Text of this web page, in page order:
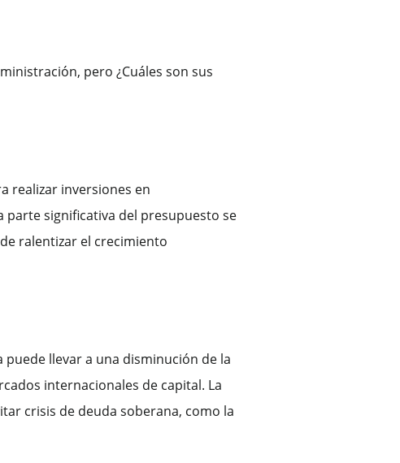
pero ¿Cuáles son sus
realizar inversiones en
parte significativa del presupuesto se
ralentizar el crecimiento
llevar a una disminución de la
internacionales de capital. La
crisis de deuda soberana, como la